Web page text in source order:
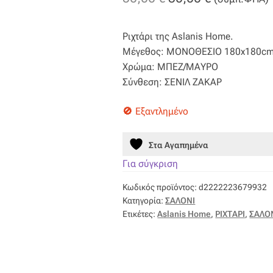
was:
50,00 €.
τιμή
είναι:
30,00 €.
Ριχτάρι της Aslanis Home.
Μέγεθος: ΜΟΝΟΘΕΣΙΟ
Χρώμα: ΜΠΕΖ/ΜΑΥΡΟ
Σύνθεση: ΣΕΝΙΛ ΖΑΚΑΡ
Εξαντλημένο
Στα Αγαπημένα
Για σύγκριση
Κωδικός προϊόντος:d2222223679932
Κατηγορία:ΣΑΛΟΝΙ
Ετικέτες:Aslanis Home, ΡΙΧΤΑΡΙ,